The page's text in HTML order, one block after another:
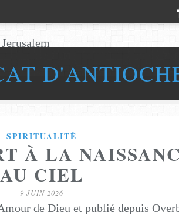
SPIRITUALITÉ
À LA
AU CIEL
9 JUIN 2026
de Dieu et publié depuis